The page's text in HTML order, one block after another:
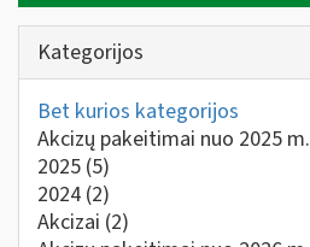
Kategorijos
Bet kurios kategorijos
Akcizų pakeitimai nuo 2025 m.
2025 (5)
2024 (2)
Akcizai (2)